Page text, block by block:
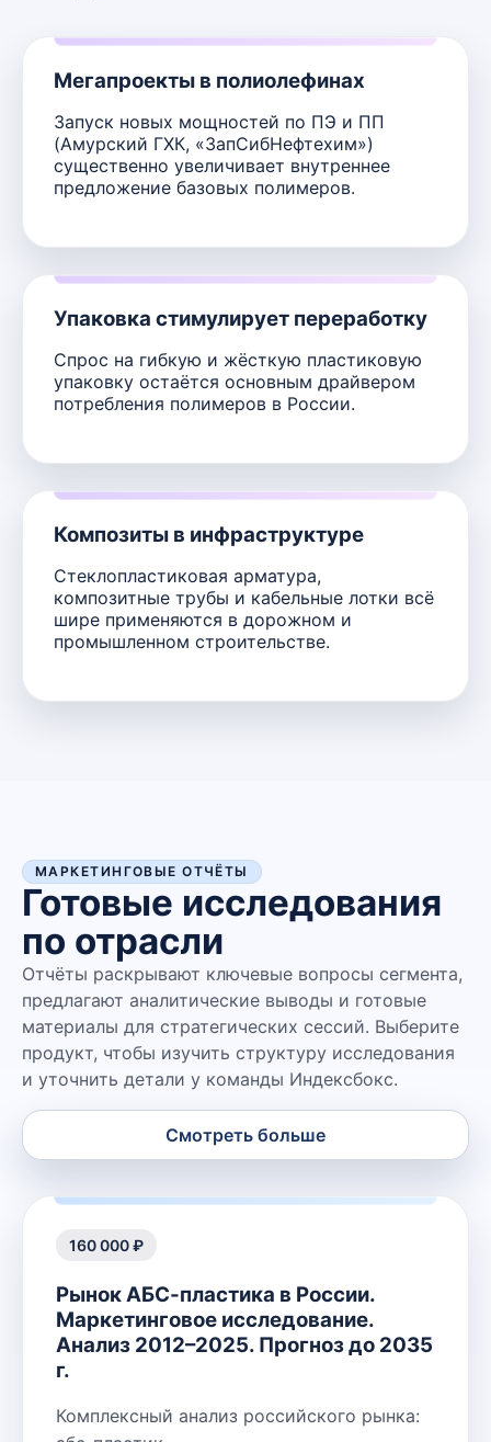
Мегапроекты в полиолефинах
Запуск новых мощностей по ПЭ и ПП
(Амурский ГХК, «ЗапСибНефтехим»)
существенно увеличивает внутреннее
предложение базовых полимеров.
Упаковка стимулирует переработку
Спрос на гибкую и жёсткую пластиковую
упаковку остаётся основным драйвером
потребления полимеров в России.
Композиты в инфраструктуре
Стеклопластиковая арматура,
композитные трубы и кабельные лотки всё
шире применяются в дорожном и
промышленном строительстве.
МАРКЕТИНГОВЫЕ ОТЧЁТЫ
Готовые исследования
по отрасли
Отчёты раскрывают ключевые вопросы сегмента,
предлагают аналитические выводы и готовые
материалы для стратегических сессий. Выберите
продукт, чтобы изучить структуру исследования
и уточнить детали у команды Индексбокс.
Смотреть больше
160 000 ₽
Рынок АБС-пластика в России.
Маркетинговое исследование.
Анализ 2012–2025. Прогноз до 2035
г.
Комплексный анализ российского рынка: